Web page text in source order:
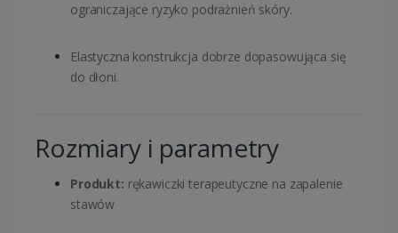
ograniczające ryzyko podrażnień skóry.
Elastyczna konstrukcja dobrze dopasowująca się
do dłoni.
Rozmiary i parametry
Produkt: rękawiczki terapeutyczne na zapalenie
stawów